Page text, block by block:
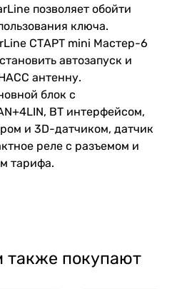
позволяет обойти
ключа.
СТАРТ mini Мастер-6
автозапуск и
антенну.
блок с
+4LIN, BT интерфейсом,
и 3D-датчиком, датчик
реле с разъемом и
тарифа.
также покупают